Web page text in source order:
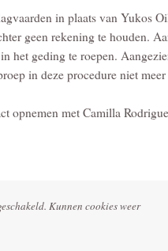
in plaats van Yukos
geen rekening te houden.
het geding te roepen.
in deze procedure niet
opnemen met Camilla
Kunnen cookies weer